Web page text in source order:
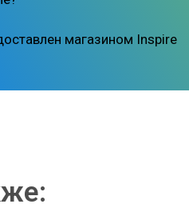
магазином Inspire